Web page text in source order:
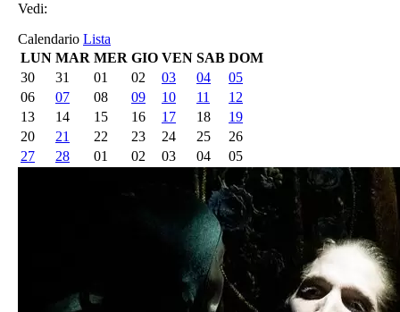
Vedi:
Calendario Lista
LUN MAR MER GIO VEN SAB DOM
30
31 01 02 03 04
05
06
07 08 09 10 11
12
13
14 15 16 17 18
19
20
21 22 23 24 25
26
27
28 01 02 03 04 05